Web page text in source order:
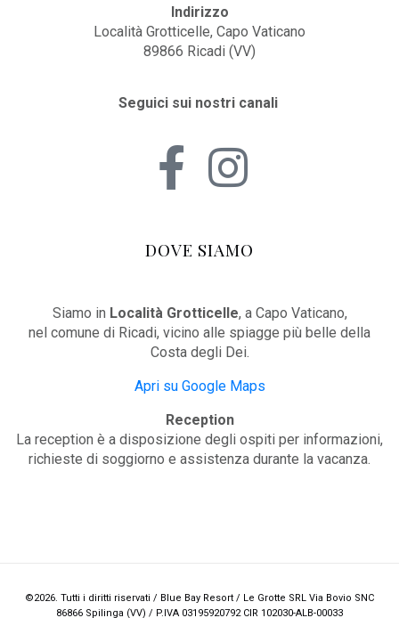
Indirizzo
Località Grotticelle, Capo Vaticano
89866 Ricadi (VV)
Seguici sui nostri canali
DOVE SIAMO
Siamo in Località Grotticelle, a Capo Vaticano,
nel comune di Ricadi, vicino alle spiagge più belle della
Costa degli Dei.
Apri su Google Maps
Reception
La reception è a disposizione degli ospiti per informazioni,
richieste di soggiorno e assistenza durante la vacanza.
©2026. Tutti i diritti riservati / Blue Bay Resort / Le Grotte SRL Via Bovio SNC
86866 Spilinga (VV) / P.IVA 03195920792 CIR 102030-ALB-00033